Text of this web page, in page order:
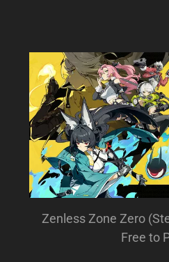
Zenless Zone Zero
Free to